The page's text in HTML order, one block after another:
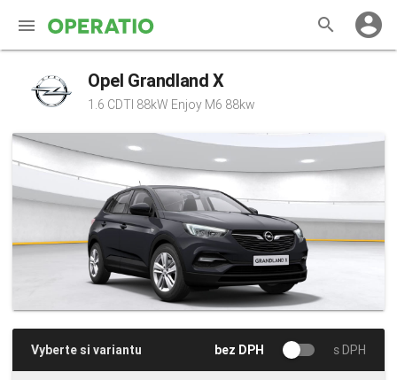
NABÍDKA AUT
CO JE OPERATIO
JAK TO FUNGUJE
KONTAKT
search account_circle
Opel Grandland X
1.6 CDTI 88kW Enjoy M6 88kw
Vyberte si variantu bez DPH s DPH